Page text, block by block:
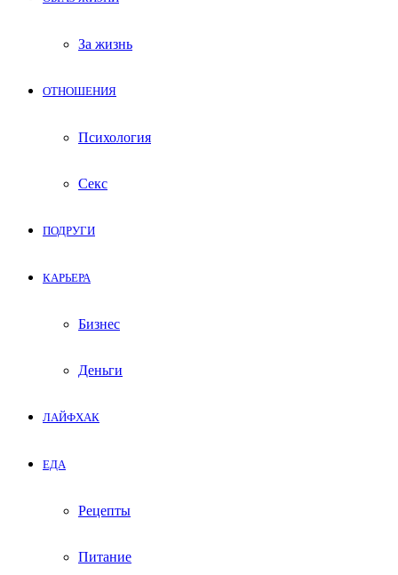
За жизнь
ОТНОШЕНИЯ
Психология
Секс
ПОДРУГИ
КАРЬЕРА
Бизнес
Деньги
ЛАЙФХАК
ЕДА
Рецепты
Питание